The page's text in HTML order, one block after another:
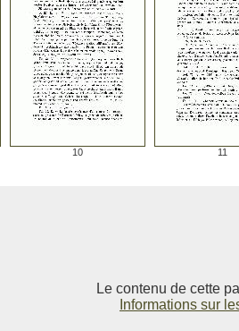
10 11
Le contenu de cette
Informations sur